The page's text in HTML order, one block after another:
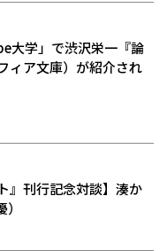
大学」で渋沢栄一『論
ィア文庫）が紹介され
』刊行記念対談】湊か